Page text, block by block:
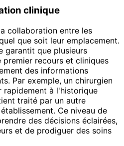
clinique
collaboration entre les
que soit leur emplacement.
garantit que plusieurs
premier recours et cliniques
des informations
Par exemple, un chirurgien
à l'historique
traité par un autre
Ce niveau de
des décisions éclairées,
et de prodiguer des soins